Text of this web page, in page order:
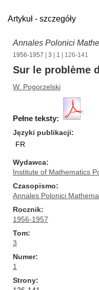
Artykuł - szczegóły
Annales Polonici
1956-1957 3 1 | 126-141
Sur le problème
W. Pogorzelski
Pełne teksty:
Języki publikacji
FR
Wydawca
Institute of Mathematics
Czasopismo
Annales Polonici
Rocznik
1956-1957
Tom
3
Numer
1
Strony